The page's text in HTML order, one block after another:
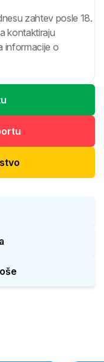
zahtev posle 18.
kontaktiraju
informacije o